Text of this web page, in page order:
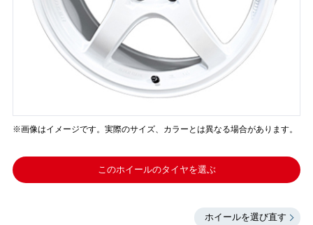
※画像はイメージです。実際のサイズ、カラーとは異なる場合があります。
このホイールのタイヤを選ぶ
ホイールを選び直す